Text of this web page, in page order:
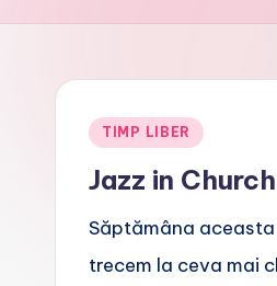
s
s
Posted
TIMP LIBER
Jazz in
Săptămâna
trecem la ceva mai